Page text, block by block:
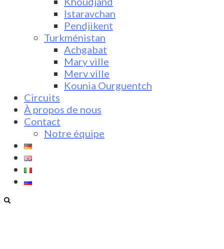
Istaravchan
Pendjikent
Turkménistan
Achgabat
Mary ville
Merv ville
Kounia Ourguentch
Circuits
À propos de nous
Contact
Notre équipe